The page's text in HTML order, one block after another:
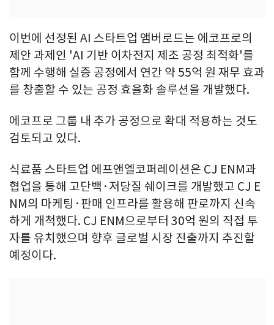
이번에 선정된 AI 스타트업 앰버로드는 에코프로의
제안 과제인 'AI 기반 이차전지 제조 공정 최적화'를
함께 수행해 실증 공정에서 연간 약 55억 원 재무 효과
를 창출할 수 있는 공정 효율화 솔루션을 개발했다.
에코프로 그룹 내 추가 공정으로 확대 적용하는 것도
검토되고 있다.
식료품 스타트업 에프앤엘코퍼레이션은 CJ ENM과
협업을 통해 고단백·저당질 쉐이크를 개발했고 CJ E
NM의 마케팅·판매 인프라를 활용해 판로까지 신속
하게 개척했다. CJ ENM으로부터 30억 원의 직접 투
자를 유치했으며 향후 글로벌 시장 진출까지 추진할
예정이다.